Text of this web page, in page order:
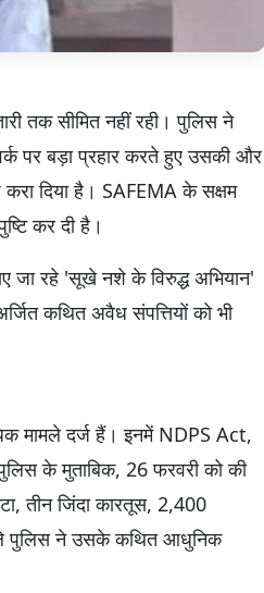
तक सीमित नहीं रही। पुलिस ने
पर बड़ा प्रहार करते हुए उसकी और
दिया है। SAFEMA के सक्षम
कर दी है।
जा रहे 'सूखे नशे के विरुद्ध अभियान'
कथित अवैध संपत्तियों को भी
मामले दर्ज हैं। इनमें NDPS Act,
के मुताबिक, 26 फरवरी को की
तीन जिंदा कारतूस, 2,400
पुलिस ने उसके कथित आधुनिक